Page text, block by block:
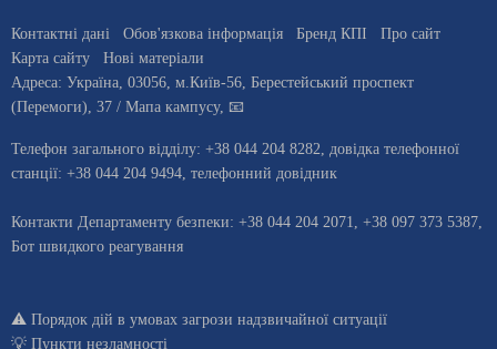
Контактні дані Обов'язкова інформація Бренд КПІ
Про сайт
Карта сайту
Нові матеріали
Адреса: Україна 03056 , м. Київ-56, Берестейський проспект
(Перемоги), 37 / Мапа кампусу, 📧
Телефон загального відділу: +38 044 204 8282, довiдка телефонної
станцiї: +38 044 204 9494, телефонний довідник
Контакти Департаменту безпеки: +38 044 204 2071, +38 097 373 5387,
Бот швидкого реагування
⚠️ Порядок дій в умовах загрози надзвичайної ситуації
💡 Пункти незламності